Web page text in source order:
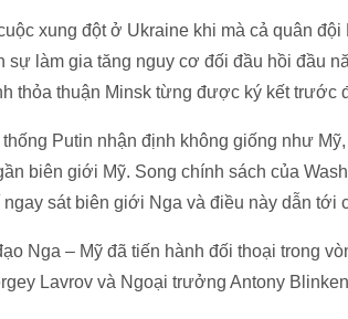
xung đột ở Ukraine khi mà cả quân
sự làm gia tăng nguy cơ đối đầu hồi đầu
thỏa thuận Minsk từng được ký kết trước
Putin nhận định không giống như
biên giới Mỹ. Song chính sách của
sát biên giới Nga và điều này dẫn tới
Nga – Mỹ đã tiến hành đối thoại trong
Lavrov và Ngoại trưởng Antony